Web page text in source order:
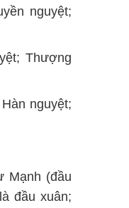
nguyệt;
Thượng
nguyệt;
Mạnh (đầu
đầu xuân;